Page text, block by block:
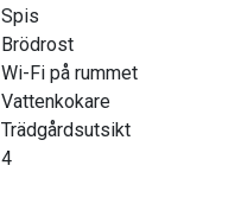
Spis
Brödrost
Wi-Fi på rummet
Vattenkokare
Trädgårdsutsikt
4